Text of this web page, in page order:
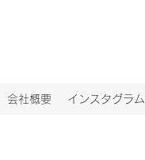
会社概要 インスタグラム